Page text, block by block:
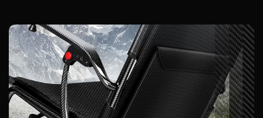
af den svenske startup-mærke W*****y, bestilte kun
...